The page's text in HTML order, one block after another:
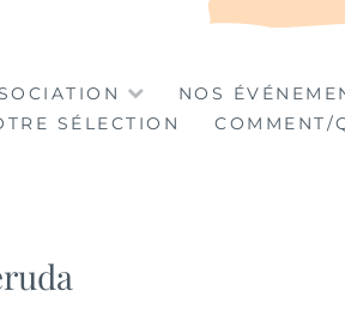
NOS
SÉLECTION
COMMENT/